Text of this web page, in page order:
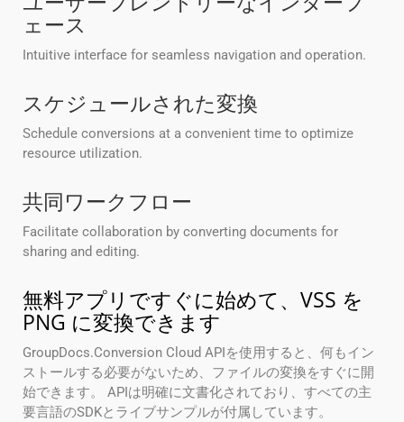
ェース
Intuitive interface for seamless navigation and operation.
スケジュールされた変換
Schedule conversions at a convenient time to optimize
resource utilization.
共同ワークフロー
Facilitate collaboration by converting documents for
sharing and editing.
無料アプリですぐに始めて、VSS を
PNG に変換できます
GroupDocs.Conversion Cloud APIを使用すると、何もイン
ストールする必要がないため、ファイルの変換をすぐに開
始できます。 APIは明確に文書化されており、すべての主
要言語のSDKとライブサンプルが付属しています。